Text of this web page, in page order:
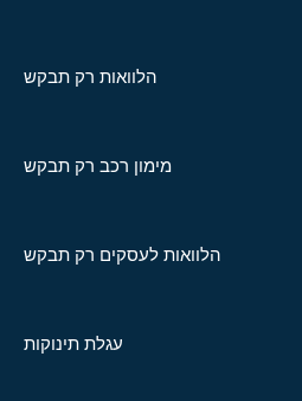
הלוואות רק תבקש
מימון רכב רק תבקש
הלוואות לעסקים רק תבקש
עגלת תינוקות